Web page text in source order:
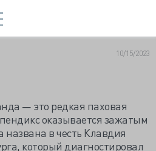
10/15/2023
— это редкая паховая
оказывается зажатым
в честь Клавдия
который диагностировал